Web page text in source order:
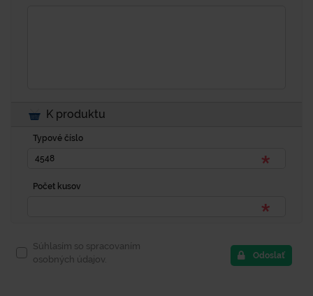
K produktu
Typové číslo
Počet kusov
Súhlasím so spracovaním
osobných údajov.
Odoslať